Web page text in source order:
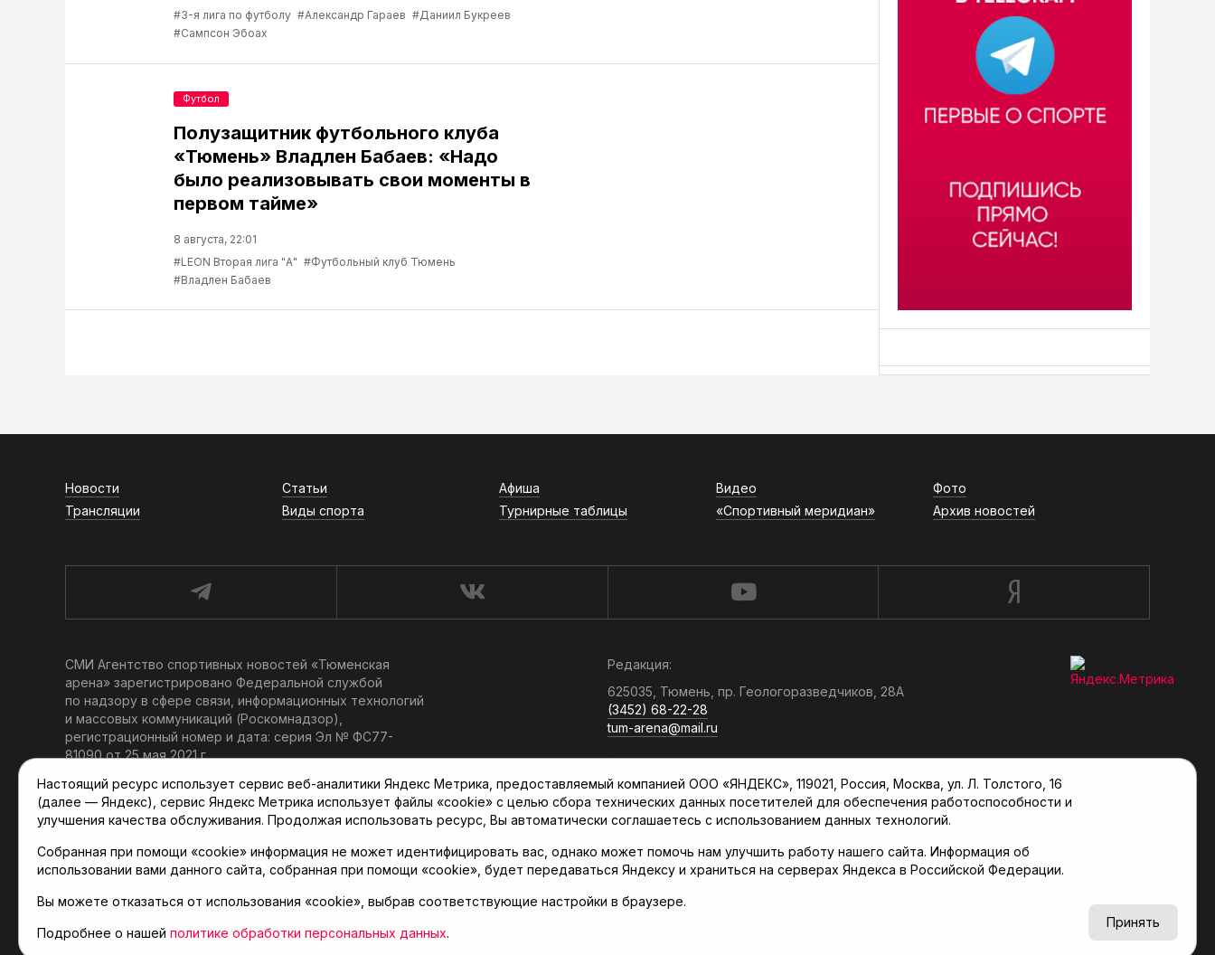
#3-я лига по футболу #Александр Гараев #Даниил Букреев
#Сампсон Эбоах
Полузащитник футбольного клуба
«Тюмень» Владлен Бабаев: «Надо
было реализовывать свои моменты в
первом тайме»
8 августа, 22:01
#LEON Вторая лига "А" #Футбольный клуб Тюмень
#Владлен Бабаев
Футбол
Новости Статьи Афиша Видео
Фото
Трансляции
Виды спорта Турнирные таблицы «Спортивный меридиан» Архив новостей
СМИ Агентство спортивных новостей «Тюменская
арена» зарегистрировано Федеральной службой
по надзору в сфере связи, информационных технологий
и массовых коммуникаций (Роскомнадзор),
регистрационный номер и дата: серия Эл № ФС77-
81090 от 25 мая 2021 г.
Главный редактор: Мартынов В. В.
При использовании материалов ссылка обязательна.
Политика конфиденциальности
Редакция:
625035, Тюмень, пр. Геологоразведчиков, 28А
(3452) 68-22-28
tum-arena@mail.ru
Отдел продаж:
(3452) 68-89-78
kotovaev@sibinformburo.ru
© 2001-2026 Агентство спортивных новостей «Тюменская арена»
Карта сайта
6+
Настоящий ресурс использует сервис веб-аналитики Яндекс Метрика, предоставляемый компанией ООО «ЯНДЕКС», 119021, Россия, Москва, ул. Л. Толстого, 16
(далее — Яндекс), сервис Яндекс Метрика использует файлы «cookie» с целью сбора технических данных посетителей для обеспечения работоспособности и
улучшения качества обслуживания. Продолжая использовать ресурс, Вы автоматически соглашаетесь с использованием данных технологий.
Собранная при помощи «cookie» информация не может идентифицировать вас, однако может помочь нам улучшить работу нашего сайта. Информация об
использовании вами данного сайта, собранная при помощи «cookie», будет передаваться Яндексу и храниться на серверах Яндекса в Российской Федерации.
Вы можете отказаться от использования «cookie», выбрав соответствующие настройки в браузере.
Подробнее о нашей политике обработки персональных данных.
Принять